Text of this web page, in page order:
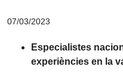
07/03/2023
Especialistes
experiències en la